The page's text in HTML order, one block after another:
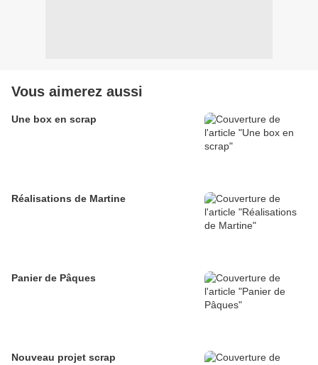
Vous aimerez aussi
Une box en scrap
Réalisations de Martine
Panier de Pâques
Nouveau projet scrap